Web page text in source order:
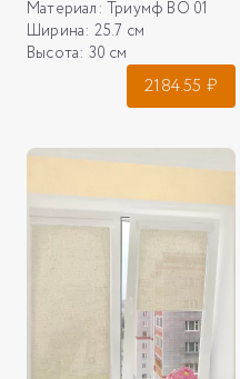
Материал: Триумф ВО 01
Ширина: 25.7 см
Высота: 30 см
2184.55 ₽